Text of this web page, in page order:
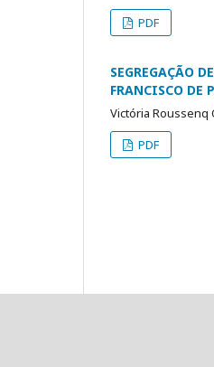
PDF
SEGREGAÇÃO
FRANCISCO DE
Victória Roussenq
PDF